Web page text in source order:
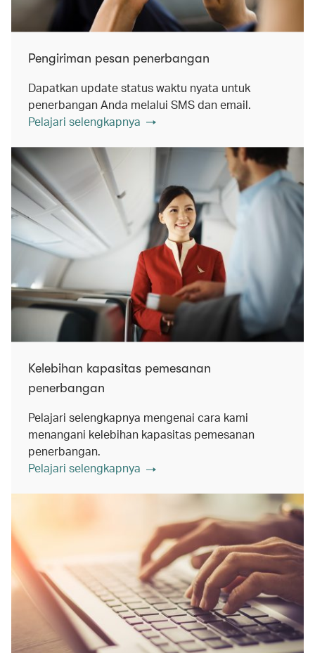
Pengiriman pesan penerbangan
Dapatkan update status waktu nyata untuk
penerbangan Anda melalui SMS dan email.
Pelajari selengkapnya
Kelebihan kapasitas pemesanan
penerbangan
Pelajari selengkapnya mengenai cara kami
menangani kelebihan kapasitas pemesanan
penerbangan.
Pelajari selengkapnya